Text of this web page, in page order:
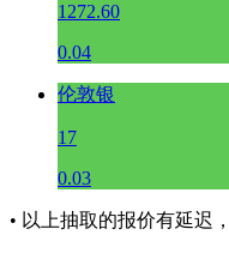
1272.60
0.04
伦敦银
17
0.03
• 以上抽取的报价有延迟